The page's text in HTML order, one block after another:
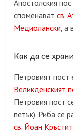
Апостолския
споменаватсв.
Медиолански, а
Как да се
Петровият пост
Великденският
Петровия пост
петък). Риба се
св. Йоан